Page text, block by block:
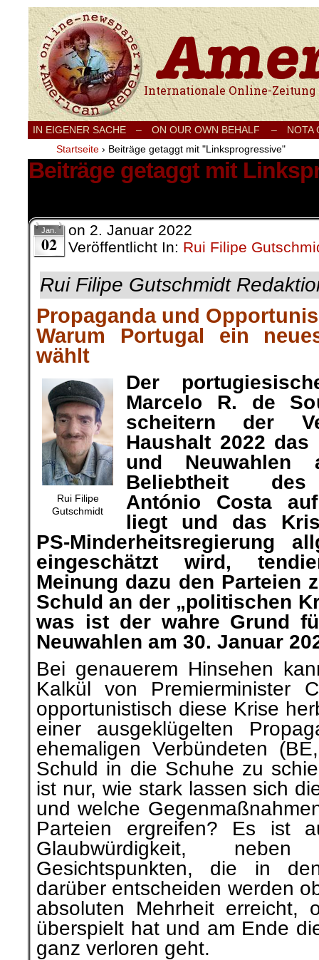
Internationale Onlinezeitung für Frieden,
IN EIGENER SACHE – ON OUR OWN BEHALF –
NOTA
Startseite › Beiträge getaggt mit "Linksprogressive"
Beiträge getaggt mit
Jan.
02
on 2. Januar 2022
Veröffentlicht In: Rui Filipe
Rui Filipe Gutschmidt
Propaganda und
Warum Portugal ein
wählt
Rui Filipe
Gutschmidt
Der
Marcelo R. de
scheitern der
Haushalt 2022
und Neuwahlen
Beliebtheit des
António Costa
liegt und das
PS-Minderheitsregierung
eingeschätzt wird,
Meinung dazu den Parteien
Schuld an der „politischen
was ist der wahre Grund
Neuwahlen am 30. Januar
Bei genauerem Hinsehen
Kalkül von Premierminister
opportunistisch diese Krise
einer ausgeklügelten
ehemaligen Verbündeten
Schuld in die Schuhe zu
ist nur, wie stark lassen sich
und welche
Parteien ergreifen? Es ist
Glaubwürdigkeit,
Gesichtspunkten, die in
darüber entscheiden werden
absoluten Mehrheit erreicht,
überspielt hat und am Ende
ganz verloren geht.